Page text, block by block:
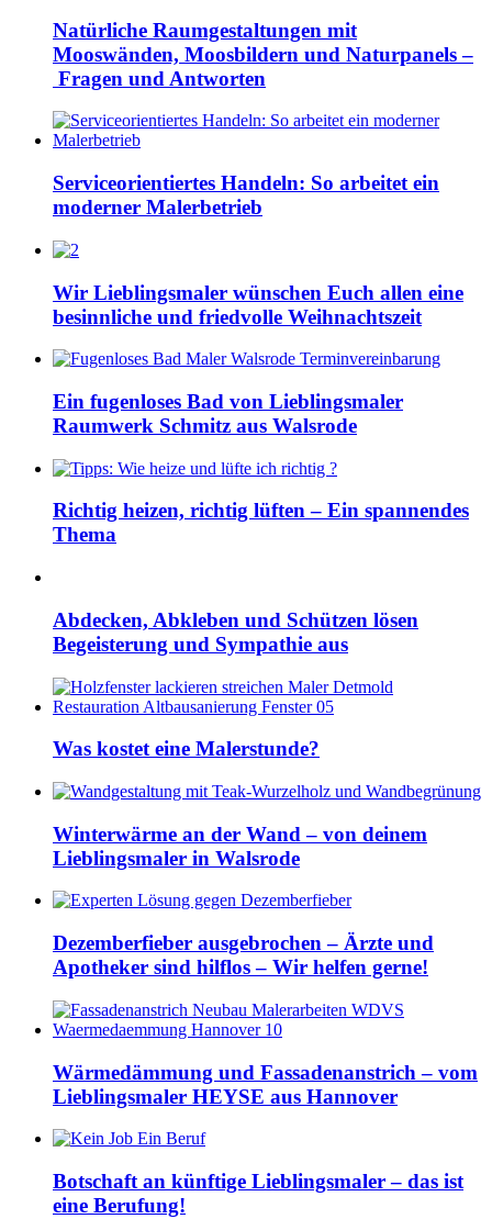
Natürliche Raumgestaltungen mit
Mooswänden, Moosbildern und Naturpanels –
Fragen und Antworten
Serviceorientiertes Handeln: So arbeitet ein
moderner Malerbetrieb
Wir Lieblingsmaler wünschen Euch allen eine
besinnliche und friedvolle Weihnachtszeit
Ein fugenloses Bad von Lieblingsmaler
Raumwerk Schmitz aus Walsrode
Richtig heizen, richtig lüften – Ein spannendes
Thema
Abdecken, Abkleben und Schützen lösen
Begeisterung und Sympathie aus
Was kostet eine Malerstunde?
Winterwärme an der Wand – von deinem
Lieblingsmaler in Walsrode
Dezemberfieber ausgebrochen – Ärzte und
Apotheker sind hilflos – Wir helfen gerne!
Wärmedämmung und Fassadenanstrich – vom
Lieblingsmaler HEYSE aus Hannover
Botschaft an künftige Lieblingsmaler – das ist
eine Berufung!